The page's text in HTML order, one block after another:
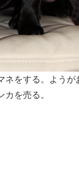
ネをする。ようが
カを売る。